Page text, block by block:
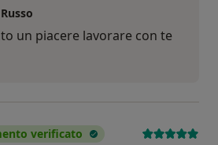
un piacere lavorare con te
verificato